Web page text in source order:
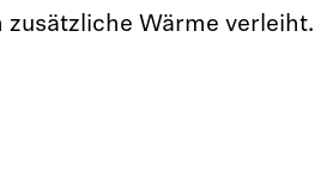
zusätzliche Wärme verleiht.